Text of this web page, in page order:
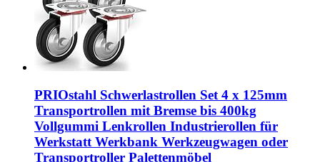
PRIOstahl Schwerlastrollen Set 4 x 125mm
Transportrollen mit Bremse bis 400kg
Vollgummi Lenkrollen Industrierollen für
Werkstatt Werkbank Werkzeugwagen oder
Transportroller Palettenmöbel